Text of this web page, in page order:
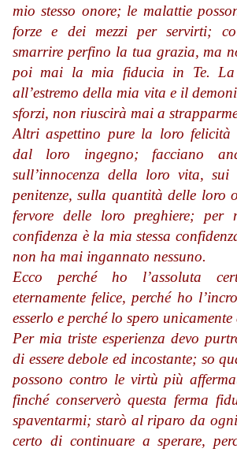
mio stesso onore; le malattie
forze e dei mezzi per servirti;
smarrire perfino la tua grazia, ma
poi mai la mia fiducia in Te. La
all’estremo della mia vita e il
sforzi, non riuscirà mai a
Altri aspettino pure la loro felicità
dal loro ingegno; facciano
sull’innocenza della loro vita,
penitenze, sulla quantità delle loro
fervore delle loro preghiere;
confidenza è la mia stessa
non ha mai ingannato nessuno.
Ecco perché ho l’assoluta
eternamente felice, perché ho
esserlo e perché lo spero unicamente
Per mia triste esperienza devo
di essere debole ed incostante; so
possono contro le virtù più
finché conserverò questa ferma
spaventarmi; starò al riparo da
certo di continuare a sperare,